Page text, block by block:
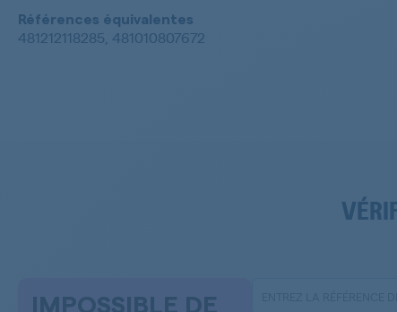
Références équivalentes
481212118285, 481010807672
IMPOSSIBLE DE